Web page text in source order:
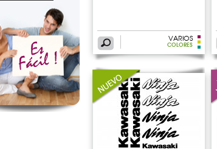
VARIOS
COLORES